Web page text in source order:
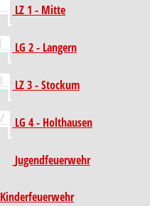
LZ 1 - Mitte
LG 2 - Langern
LZ 3 - Stockum
LG 4 - Holthausen
Jugendfeuerwehr
Kinder­feuer­wehr